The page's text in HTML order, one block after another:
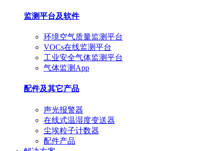
监测平台及软件
环境空气质量监测平台
VOCs在线监测平台
工业安全气体监测平台
气体监测App
配件及其它产品
声光报警器
在线式温湿度变送器
尘埃粒子计数器
配件产品